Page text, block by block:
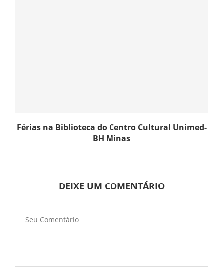
Férias na Biblioteca do Centro Cultural Unimed-
BH Minas
DEIXE UM COMENTÁRIO